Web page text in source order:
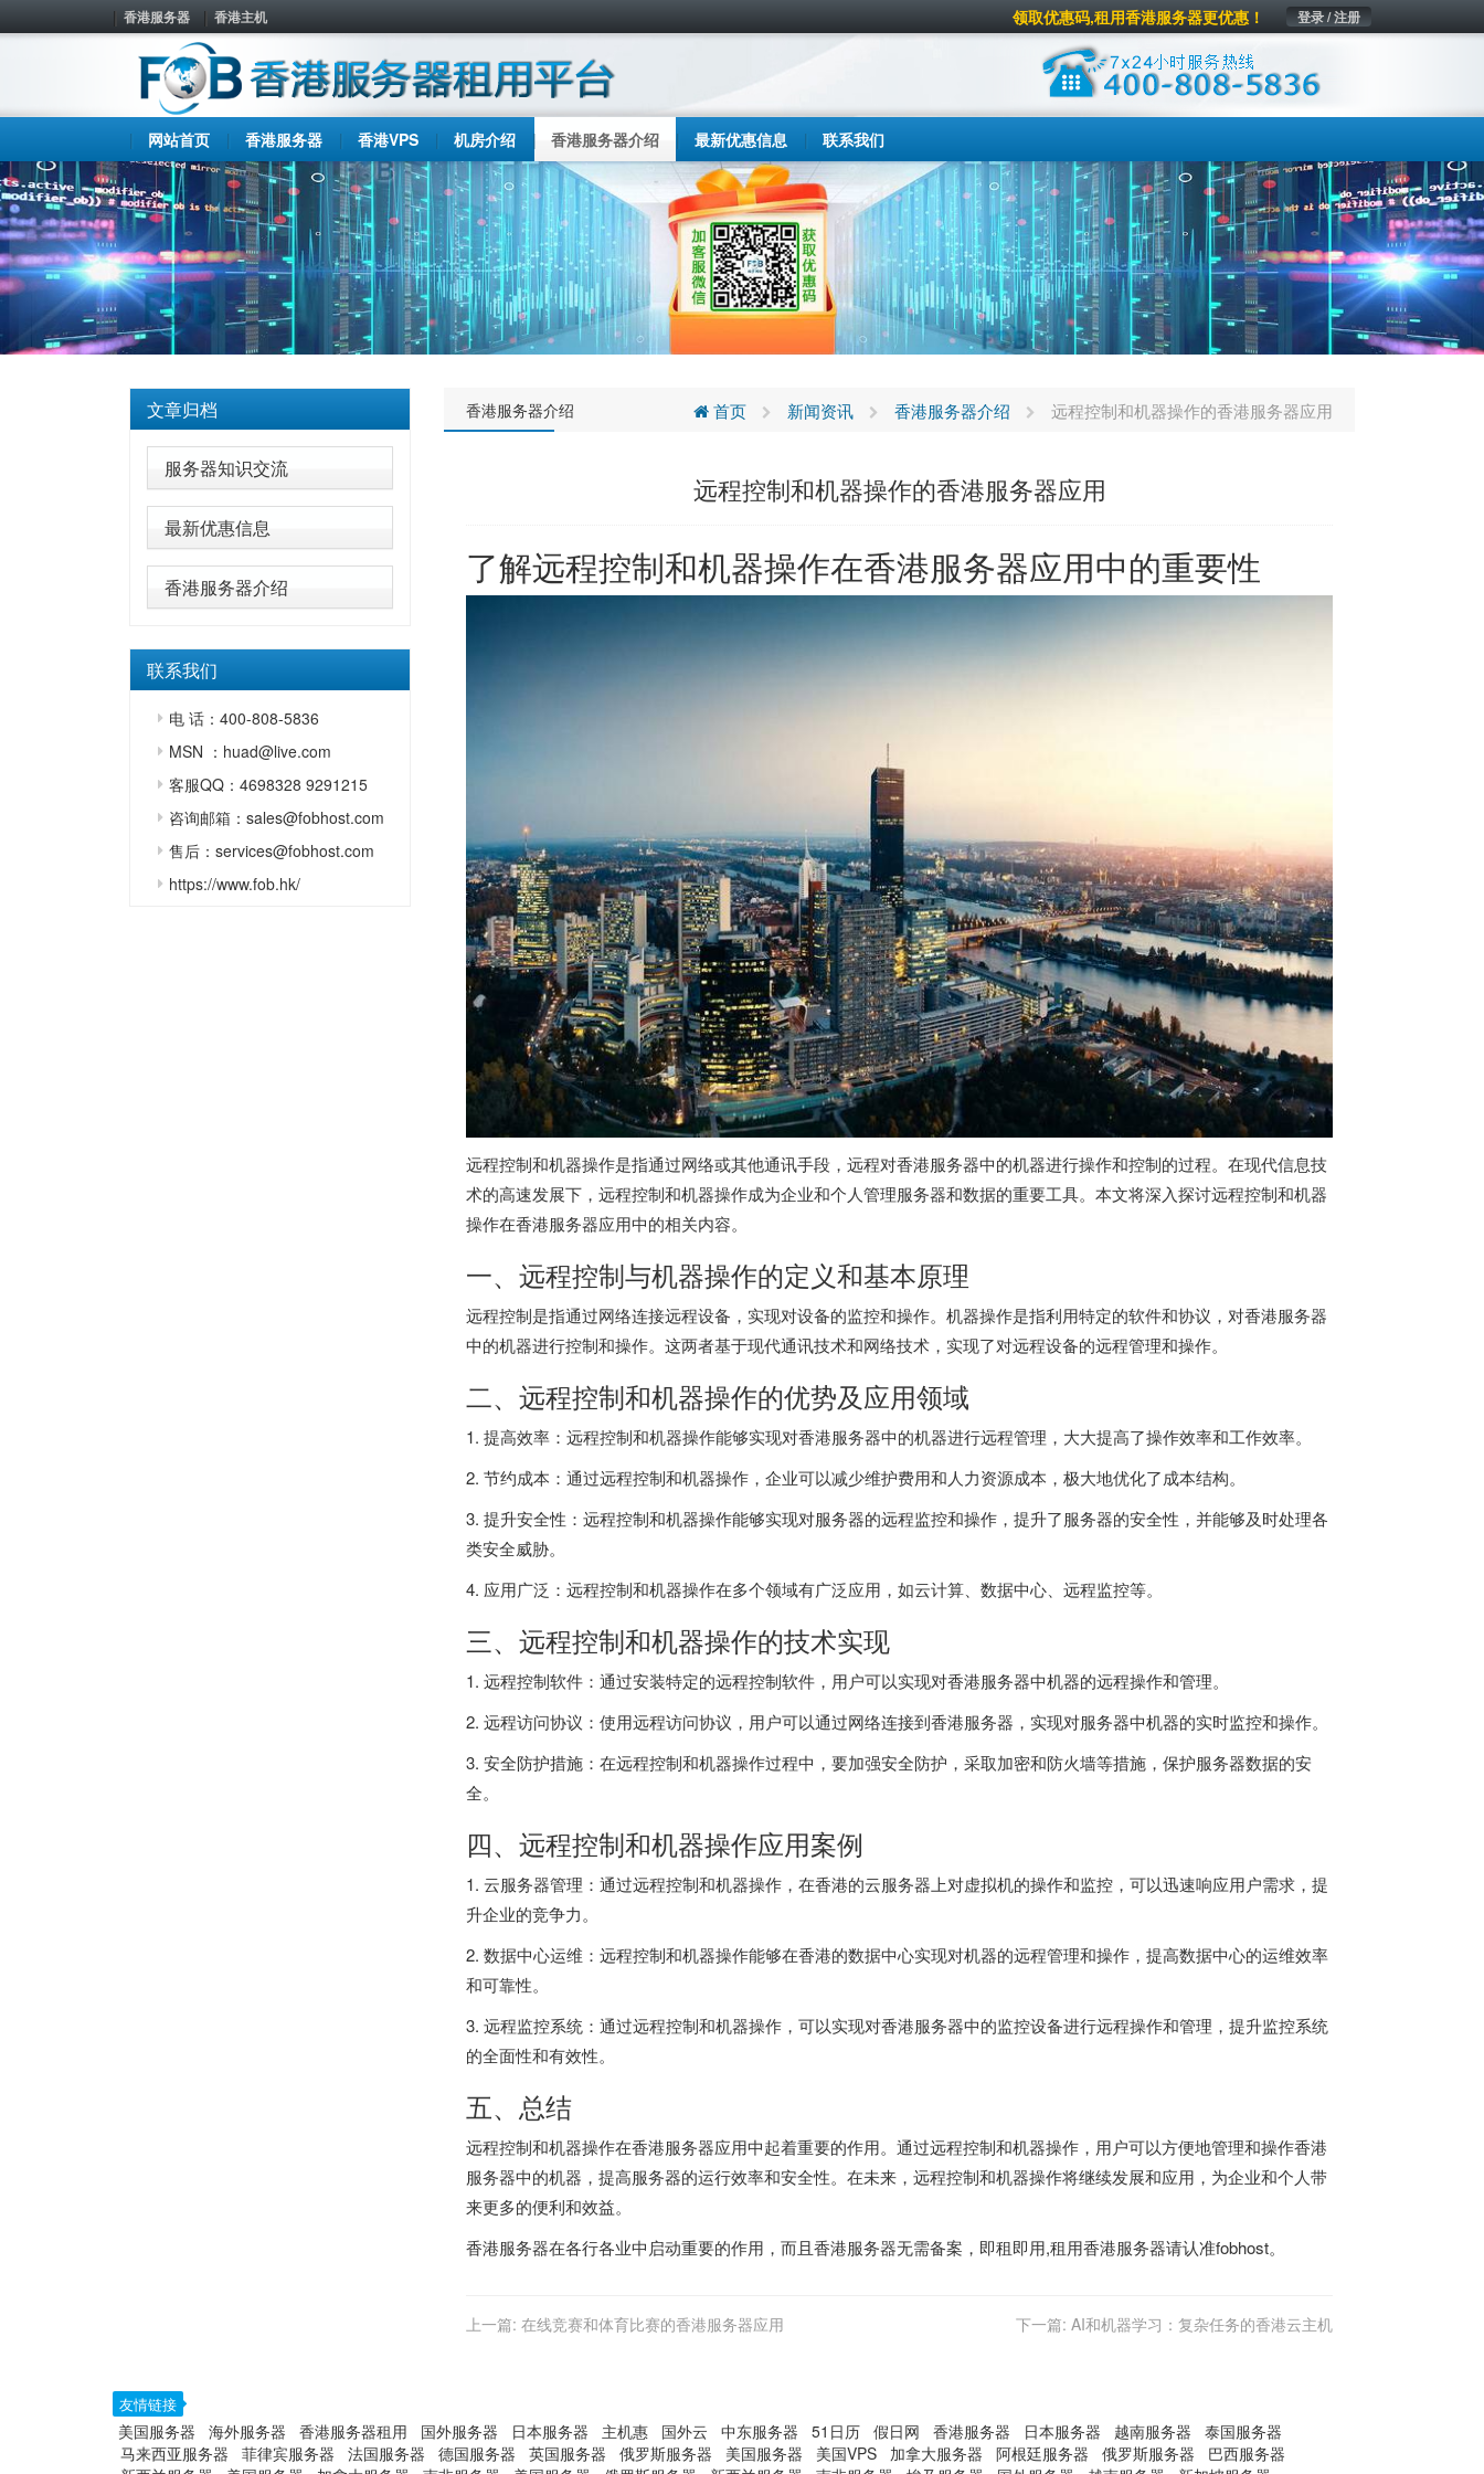
香港服务器 香港主机 登录 / 注册
领取优惠码,租用香港服务器更优惠！
网站首页 香港服务器 香港VPS 机房介绍 香港服务器介绍 最新优惠信息 联系我们
文章归档
服务器知识交流
最新优惠信息
香港服务器介绍
联系我们
电 话：400-808-5836
MSN ：huad@live.com
客服QQ：4698328 9291215
咨询邮箱：sales@fobhost.com
售后：services@fobhost.com
https://www.fob.hk/
香港服务器介绍 首页 新闻资讯 香港服务器介绍 远程控制和机器操作的香港服务器应用
远程控制和机器操作的香港服务器应用
了解远程控制和机器操作在香港服务器应用中的重要性
远程控制和机器操作是指通过网络或其他通讯手段，远程对香港服务器中的机器进行操作和控制的过程。在现代信息技
术的高速发展下，远程控制和机器操作成为企业和个人管理服务器和数据的重要工具。本文将深入探讨远程控制和机器
操作在香港服务器应用中的相关内容。
一、远程控制与机器操作的定义和基本原理
远程控制是指通过网络连接远程设备，实现对设备的监控和操作。机器操作是指利用特定的软件和协议，对香港服务器
中的机器进行控制和操作。这两者基于现代通讯技术和网络技术，实现了对远程设备的远程管理和操作。
二、远程控制和机器操作的优势及应用领域
1. 提高效率：远程控制和机器操作能够实现对香港服务器中的机器进行远程管理，大大提高了操作效率和工作效率。
2. 节约成本：通过远程控制和机器操作，企业可以减少维护费用和人力资源成本，极大地优化了成本结构。
3. 提升安全性：远程控制和机器操作能够实现对服务器的远程监控和操作，提升了服务器的安全性，并能够及时处理各
类安全威胁。
4. 应用广泛：远程控制和机器操作在多个领域有广泛应用，如云计算、数据中心、远程监控等。
三、远程控制和机器操作的技术实现
1. 远程控制软件：通过安装特定的远程控制软件，用户可以实现对香港服务器中机器的远程操作和管理。
2. 远程访问协议：使用远程访问协议，用户可以通过网络连接到香港服务器，实现对服务器中机器的实时监控和操作。
3. 安全防护措施：在远程控制和机器操作过程中，要加强安全防护，采取加密和防火墙等措施，保护服务器数据的安
全。
四、远程控制和机器操作应用案例
1. 云服务器管理：通过远程控制和机器操作，在香港的云服务器上对虚拟机的操作和监控，可以迅速响应用户需求，提
升企业的竞争力。
2. 数据中心运维：远程控制和机器操作能够在香港的数据中心实现对机器的远程管理和操作，提高数据中心的运维效率
和可靠性。
3. 远程监控系统：通过远程控制和机器操作，可以实现对香港服务器中的监控设备进行远程操作和管理，提升监控系统
的全面性和有效性。
五、总结
远程控制和机器操作在香港服务器应用中起着重要的作用。通过远程控制和机器操作，用户可以方便地管理和操作香港
服务器中的机器，提高服务器的运行效率和安全性。在未来，远程控制和机器操作将继续发展和应用，为企业和个人带
来更多的便利和效益。
香港服务器在各行各业中启动重要的作用，而且香港服务器无需备案，即租即用,租用香港服务器请认准fobhost。
上一篇: 在线竞赛和体育比赛的香港服务器应用 下一篇: AI和机器学习：复杂任务的香港云主机
友情链接
美国服务器 海外服务器 香港服务器租用 国外服务器 日本服务器 主机惠 国外云 中东服务器 51日历 假日网 香港服务器 日本服务器 越南服务器
泰国服务器
马来西亚服务器
菲律宾服务器 法国服务器 德国服务器 英国服务器 俄罗斯服务器 美国服务器 美国VPS 加拿大服务器 阿根廷服务器 俄罗斯服务器
巴西服务器